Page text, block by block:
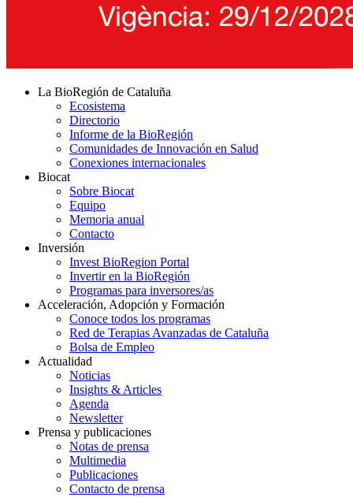
La BioRegión de Cataluña
Ecosistema
Directorio
Informe de la BioRegión
Comunidades de Innovación en Salud
Conexiones internacionales
Biocat
Sobre Biocat
Equipo
Memoria anual
Contacto
Inversión
Invest BioRegion Portal
Invertir en la BioRegión
Programas para inversores/as
Acceleración, Adopción y Formación
Conoce todos los programas
Red de Terapias Avanzadas de Cataluña
Bolsa de Empleo
Actualidad
Noticias
Insights & Articles
Agenda
Newsletter
Prensa y publicaciones
Notas de prensa
Multimedia
Publicaciones
Contacto de prensa